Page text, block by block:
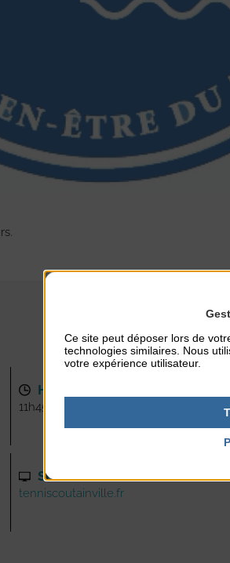
HORAIRES
11h45
SITE INTERNET
tenniscoutainville.fr
Ce site peut déposer lors de
technologies similaires. Nous
votre expérience utilisateur.